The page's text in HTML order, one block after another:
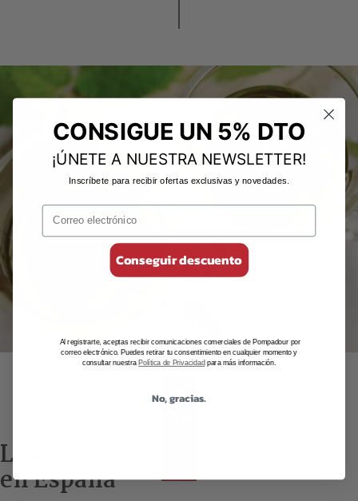
La empresa de infusiones nº 1
en España
CONSIGUE UN 5% DTO
¡ÚNETE A NUESTRA NEWSLETTER!
Inscríbete para recibir ofertas exclusivas y novedades.
Conseguir descuento
Al registrarte, aceptas recibir comunicaciones comerciales de Pompadour por
correo electrónico. Puedes retirar tu consentimiento en cualquier momento y
consultar nuestra Política de Privacidad para más información.
No, gracias.